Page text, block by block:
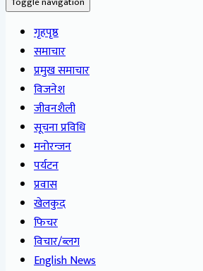
गृहपृष्ठ
समाचार
प्रमुख समाचार
विजनेश
जीवनशैली
सूचना प्रविधि
मनोरन्जन
पर्यटन
प्रवास
खेलकुद
फिचर
विचार/ब्लग
English News